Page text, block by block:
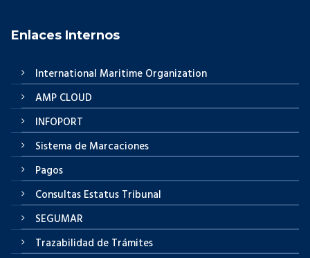
Enlaces Internos
International Maritime Organization
AMP CLOUD
INFOPORT
Sistema de Marcaciones
Pagos
Consultas Estatus Tribunal
SEGUMAR
Trazabilidad de Trámites